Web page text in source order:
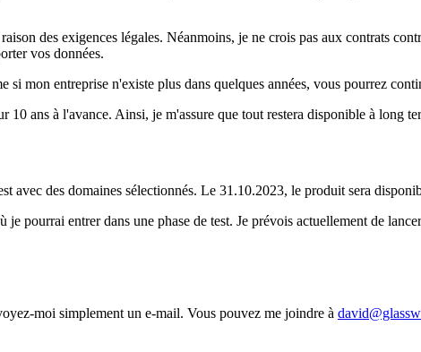
des exigences légales. Néanmoins, je ne crois pas aux contrats
vos données.
mon entreprise n'existe plus dans quelques années, vous pourrez
ans à l'avance. Ainsi, je m'assure que tout restera disponible à long
avec des domaines sélectionnés. Le 31.10.2023, le produit sera
je pourrai entrer dans une phase de test. Je prévois actuellement de
moi simplement un e-mail. Vous pouvez me joindre à